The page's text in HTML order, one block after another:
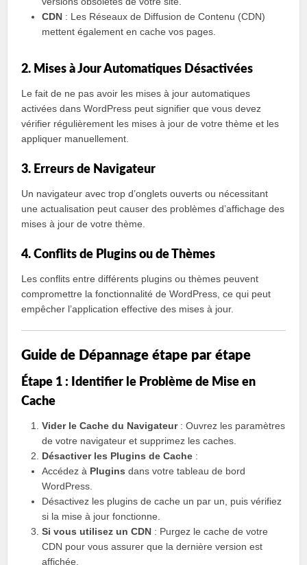
CDN : Les Réseaux de Diffusion de Contenu (CDN)
mettent également en cache vos pages.
2. Mises à Jour Automatiques Désactivées
Le fait de ne pas avoir les mises à jour automatiques
activées dans WordPress peut signifier que vous devez
vérifier régulièrement les mises à jour de votre thème et les
appliquer manuellement.
3. Erreurs de Navigateur
Un navigateur avec trop d’onglets ouverts ou nécessitant
une actualisation peut causer des problèmes d’affichage des
mises à jour de votre thème.
4. Conflits de Plugins ou de Thèmes
Les conflits entre différents plugins ou thèmes peuvent
compromettre la fonctionnalité de WordPress, ce qui peut
empêcher l’application effective des mises à jour.
Guide de Dépannage étape par étape
Étape 1 : Identifier le Problème de Mise en
Cache
Vider le Cache du Navigateur: Ouvrez les paramètres
de votre navigateur et supprimez les caches.
Désactiver les Plugins de Cache :
Accédez à Plugins dans votre tableau de bord
WordPress.
Désactivez les plugins de cache un par un, puis vérifiez
si la mise à jour fonctionne.
Si vous utilisez un CDN : Purgez le cache de votre
CDN pour vous assurer que la dernière version est
affichée.